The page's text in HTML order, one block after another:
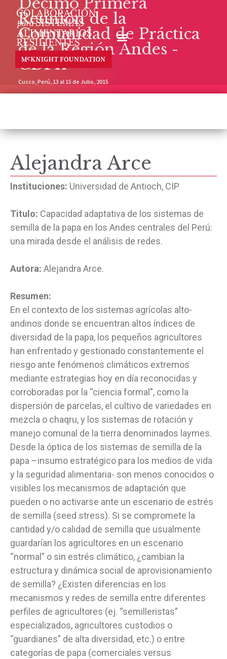
Reunión de la
Comunidad de Práctica
de la Región Andes -
CDP11
Cusco, Perú, 13 al 15 de Julio, 2015
Alejandra Arce
Instituciones: Universidad de Antioch, CIP
Titulo: Capacidad adaptativa de los sistemas de
semilla de la papa en los Andes centrales del Perú:
una mirada desde el análisis de redes.
Autora: Alejandra Arce.
Resumen:
En el contexto de los sistemas agrícolas alto-
andinos donde se encuentran altos índices de
diversidad de la papa, los pequeños agricultores
han enfrentado y gestionado constantemente el
riesgo ante fenómenos climáticos extremos
mediante estrategias hoy en día reconocidas y
corroboradas por la “ciencia formal”, como la
dispersión de parcelas, el cultivo de variedades en
mezcla o chaqru, y los sistemas de rotación y
manejo comunal de la tierra denominados laymes.
Desde la óptica de los sistemas de semilla de la
papa –insumo estratégico para los medios de vida
y la seguridad alimentaria- son menos conocidos o
visibles los mecanismos de adaptación que
pueden o no activarse ante un escenario de estrés
de semilla (seed stress). Si se compromete la
cantidad y/o calidad de semilla que usualmente
guardarían los agricultores en un escenario
“normal” o sin estrés climático, ¿cambian la
estructura y dinámica social de aprovisionamiento
de semilla? ¿Existen diferencias en los
mecanismos y redes de semilla entre diferentes
perfiles de agricultores (ej. “semilleristas”
especializados, agricultores custodios o
“guardianes” de alta diversidad, etc.) o entre
categorías de papa (comerciales versus